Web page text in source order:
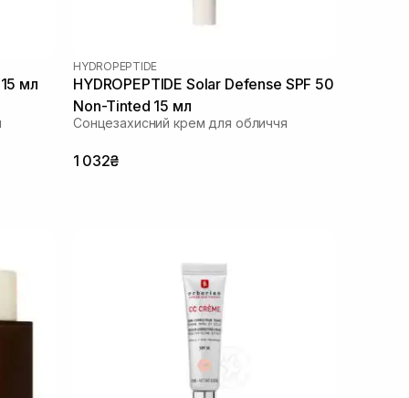
мл
HYDROPEPTIDE
HYDROPEPTIDE Solar Defense SPF 50
Non-Tinted 15 мл
Сонцезахисний крем для обличчя
1 032₴